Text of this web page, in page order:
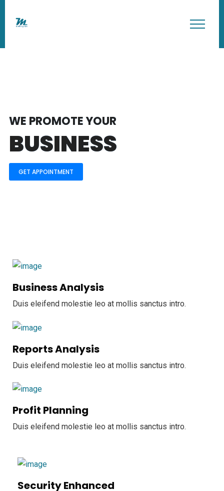
BUSINESS
WE PROMOTE YOUR
GET APPOINTMENT
Business Analysis
Duis eleifend molestie leo at mollis sanctus intro.
Reports Analysis
Duis eleifend molestie leo at mollis sanctus intro.
Profit Planning
Duis eleifend molestie leo at mollis sanctus intro.
Security Enhanced